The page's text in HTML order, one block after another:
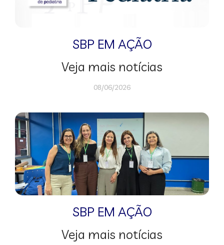
SBP EM AÇÃO
Veja mais notícias
08/06/2026
SBP EM AÇÃO
Veja mais notícias